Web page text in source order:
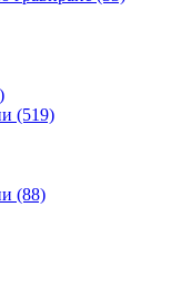
(519)
(88)